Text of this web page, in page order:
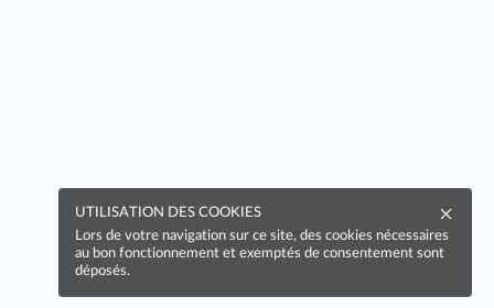
UTILISATION DES COOKIES
Lors de votre navigation sur ce site, des cookies nécessaires
au bon fonctionnement et exemptés de consentement sont
déposés.